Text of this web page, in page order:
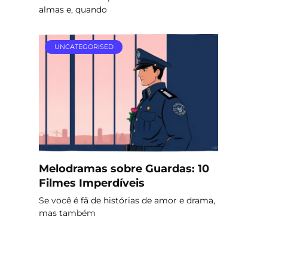
almas e, quando
UNCATEGORISED
Melodramas sobre Guardas: 10
Filmes Imperdíveis
Se você é fã de histórias de amor e drama,
mas também